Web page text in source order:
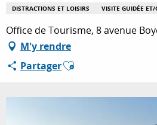
À FAIRE
SÉJOURNER
DISTRACTIONS ET LOISIRS VISITE GUIDÉE
Office de Tourisme, 8 avenue
M'y rendre
PartagerAjouter aux favoris